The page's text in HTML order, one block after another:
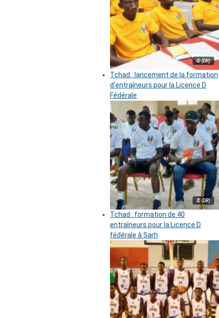
© (DR)
Tchad : lancement de la formation
d’entraîneurs pour la Licence D
Fédérale
© (DR)
Tchad : formation de 40
entraîneurs pour la Licence D
fédérale à Sarh